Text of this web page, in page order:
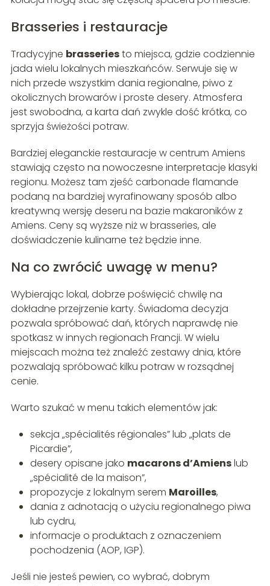
Brasseries i restauracje
Tradycyjne brasseriesto miejsca, gdzie codziennie
jada wielu lokalnych mieszkańców. Serwuje się w
nich przede wszystkim dania regionalne, piwo z
okolicznych browarów i proste desery. Atmosfera
jest swobodna, a karta dań zwykle dość krótka, co
sprzyja świeżości potraw.
Bardziej eleganckie restauracje w centrum Amiens
stawiają często na nowoczesne interpretacje klasyki
regionu. Możesz tam zjeść carbonade flamande
podaną na bardziej wyrafinowany sposób albo
kreatywną wersję deseru na bazie makaroników z
Amiens. Ceny są wyższe niż w brasseries, ale
doświadczenie kulinarne też będzie inne.
Na co zwrócić uwagę w menu?
Wybierając lokal, dobrze poświęcić chwilę na
dokładne przejrzenie karty. Świadoma decyzja
pozwala spróbować dań, których naprawdę nie
spotkasz w innych regionach Francji. W wielu
miejscach można też znaleźć zestawy dnia, które
pozwalają spróbować kilku potraw w rozsądnej
cenie.
Warto szukać w menu takich elementów jak:
sekcja „spécialités régionales” lub „plats de
Picardie”,
desery opisane jako macarons d’Amienslub
„spécialité de la maison”,
propozycje z lokalnym serem Maroilles,
dania z adnotacją o użyciu regionalnego piwa
lub cydru,
informacje o produktach z oznaczeniem
pochodzenia (AOP, IGP).
Jeśli nie jesteś pewien, co wybrać, dobrym